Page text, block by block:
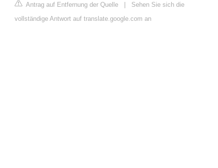
Antrag auf Entfernung der Quelle | Sehen Sie sich die
vollständige Antwort auf translate.google.com an